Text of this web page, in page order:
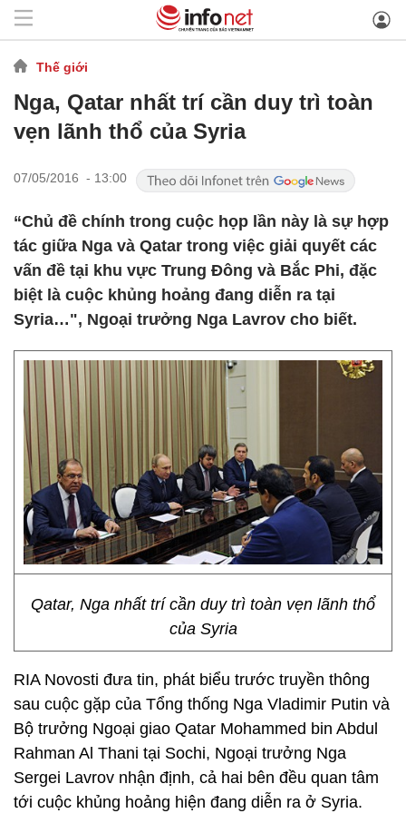
Thế giới
Nga, Qatar nhất trí cần duy trì toàn
vẹn lãnh thổ của Syria
07/05/2016 - 13:00
“Chủ đề chính trong cuộc họp lần này là sự hợp
tác giữa Nga và Qatar trong việc giải quyết các
vấn đề tại khu vực Trung Đông và Bắc Phi, đặc
biệt là cuộc khủng hoảng đang diễn ra tại
Syria…", Ngoại trưởng Nga Lavrov cho biết.
Qatar, Nga nhất trí cần duy trì toàn vẹn lãnh thổ
của Syria
RIA Novosti đưa tin, phát biểu trước truyền thông
sau cuộc gặp của Tổng thống Nga Vladimir Putin và
Bộ trưởng Ngoại giao Qatar Mohammed bin Abdul
Rahman Al Thani tại Sochi, Ngoại trưởng Nga
Sergei Lavrov nhận định, cả hai bên đều quan tâm
tới cuộc khủng hoảng hiện đang diễn ra ở Syria.